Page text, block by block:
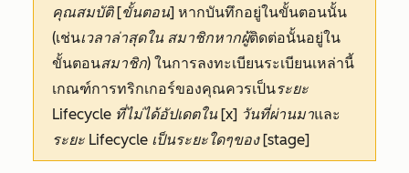
คุณสมบัติ [ขั้นตอน] หากบันทึกอยู่ในขั้นตอนนั้น
(เช่นเวลาล่าสุดใน สมาชิกหากผู้ติดต่อนั้นอยู่ใน
ขั้นตอนสมาชิก) ในการลงทะเบียนระเบียนเหล่านี้
เกณฑ์การทริกเกอร์ของคุณควรเป็นระยะ
Lifecycle ที่ไม่ได้อัปเดตใน [x] วันที่ผ่านมาและ
ระยะ Lifecycle เป็นระยะใดๆของ [stage]